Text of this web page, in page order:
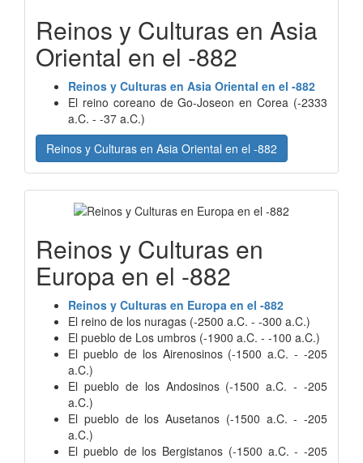
Reinos y Culturas en Asia
Oriental en el -882
Reinos y Culturas en Asia Oriental en el -882
El reino coreano de Go-Joseon en Corea (-2333
a.C. - -37 a.C.)
Reinos y Culturas en Asia Oriental en el -882
Reinos y Culturas en
Europa en el -882
Reinos y Culturas en Europa en el -882
El reino de los nuragas (-2500 a.C. - -300 a.C.)
El pueblo de Los umbros (-1900 a.C. - -100 a.C.)
El pueblo de los Airenosinos (-1500 a.C. - -205
a.C.)
El pueblo de los Andosinos (-1500 a.C. - -205
a.C.)
El pueblo de los Ausetanos (-1500 a.C. - -205
a.C.)
El pueblo de los Bergistanos (-1500 a.C. - -205